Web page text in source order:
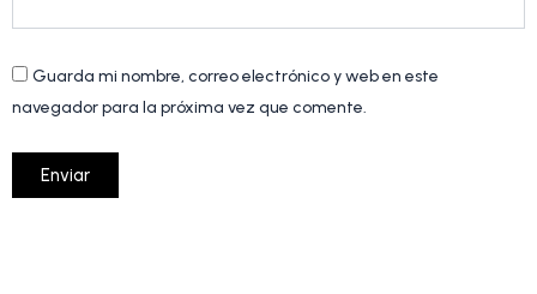
Guarda mi nombre, correo electrónico y web en este
navegador para la próxima vez que comente.